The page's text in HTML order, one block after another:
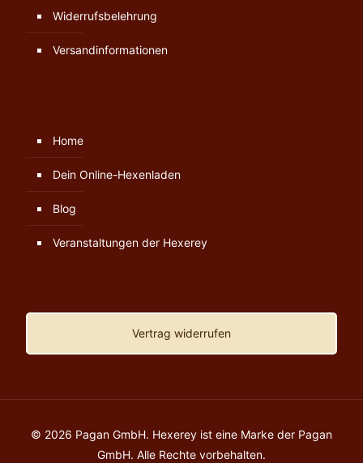
Widerrufsbelehrung
Versandinformationen
Home
Dein Online-Hexenladen
Blog
Veranstaltungen der Hexerey
Vertrag widerrufen
© 2026 Pagan GmbH. Hexerey ist eine Marke der Pagan
GmbH. Alle Rechte vorbehalten.